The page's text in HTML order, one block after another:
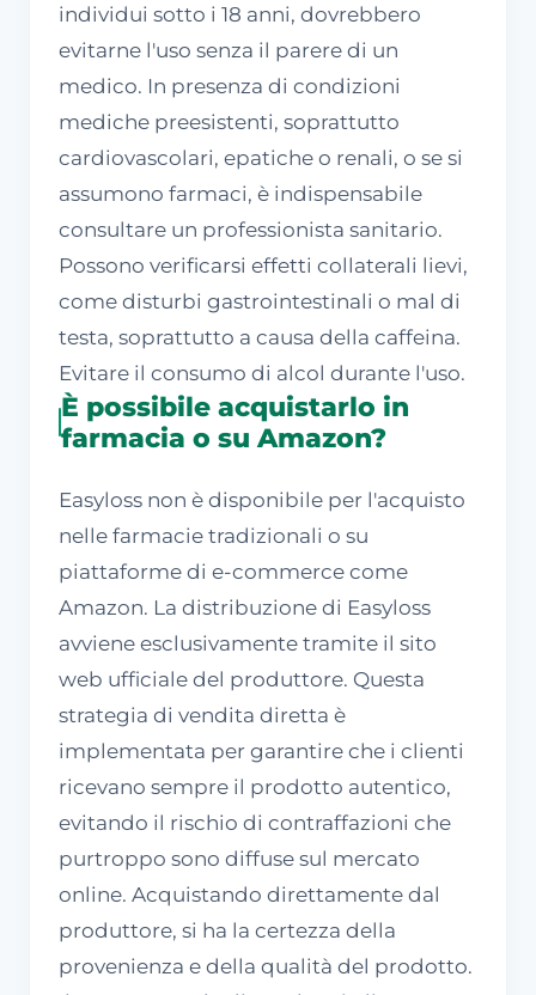
individui sotto i 18 anni, dovrebbero
evitarne l'uso senza il parere di un
medico. In presenza di condizioni
mediche preesistenti, soprattutto
cardiovascolari, epatiche o renali, o se si
assumono farmaci, è indispensabile
consultare un professionista sanitario.
Possono verificarsi effetti collaterali lievi,
come disturbi gastrointestinali o mal di
testa, soprattutto a causa della caffeina.
Evitare il consumo di alcol durante l'uso.
È possibile acquistarlo in
farmacia o su Amazon?
Easyloss non è disponibile per l'acquisto
nelle farmacie tradizionali o su
piattaforme di e-commerce come
Amazon. La distribuzione di Easyloss
avviene esclusivamente tramite il sito
web ufficiale del produttore. Questa
strategia di vendita diretta è
implementata per garantire che i clienti
ricevano sempre il prodotto autentico,
evitando il rischio di contraffazioni che
purtroppo sono diffuse sul mercato
online. Acquistando direttamente dal
produttore, si ha la certezza della
provenienza e della qualità del prodotto.